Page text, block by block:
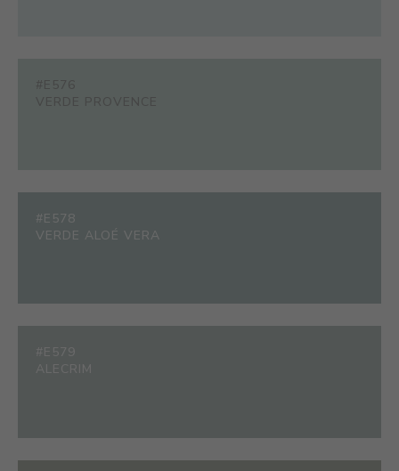
#E578
VERDE ALOÉ VERA
#E579
ALECRIM